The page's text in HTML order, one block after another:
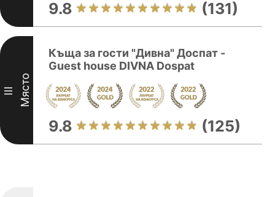
9.8 (131)
III Място
Къща за гости "Дивна" Доспат -
Guest house DIVNA Dospat
9.8 (125)